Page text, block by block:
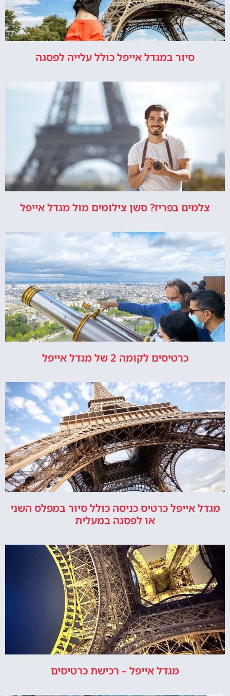
סיור במגדל אייפל כולל עלייה לפסגה
צלמים בפריז? סשן צילומים מול מגדל אייפל
כרטיסים לקומה 2 של מגדל אייפל
מגדל אייפל כרטיס כניסה כולל סיור במפלס השני
או לפסגה במעלית
מגדל אייפל – רכישת כרטיסים